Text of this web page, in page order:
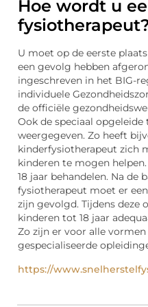
Hoe wordt u
U moet op de eerste
een gevolg hebben
ingeschreven in het BIG-
individuele
de officiële
Ook de speciaal
weergegeven. Zo heeft
kinderfysiotherapeut zich
kinderen te mogen
18 jaar behandelen. Na de
fysiotherapeut moet er
zijn gevolgd. Tijdens deze
kinderen tot 18 jaar
Zo zijn er voor alle
gespecialiseerde
https://